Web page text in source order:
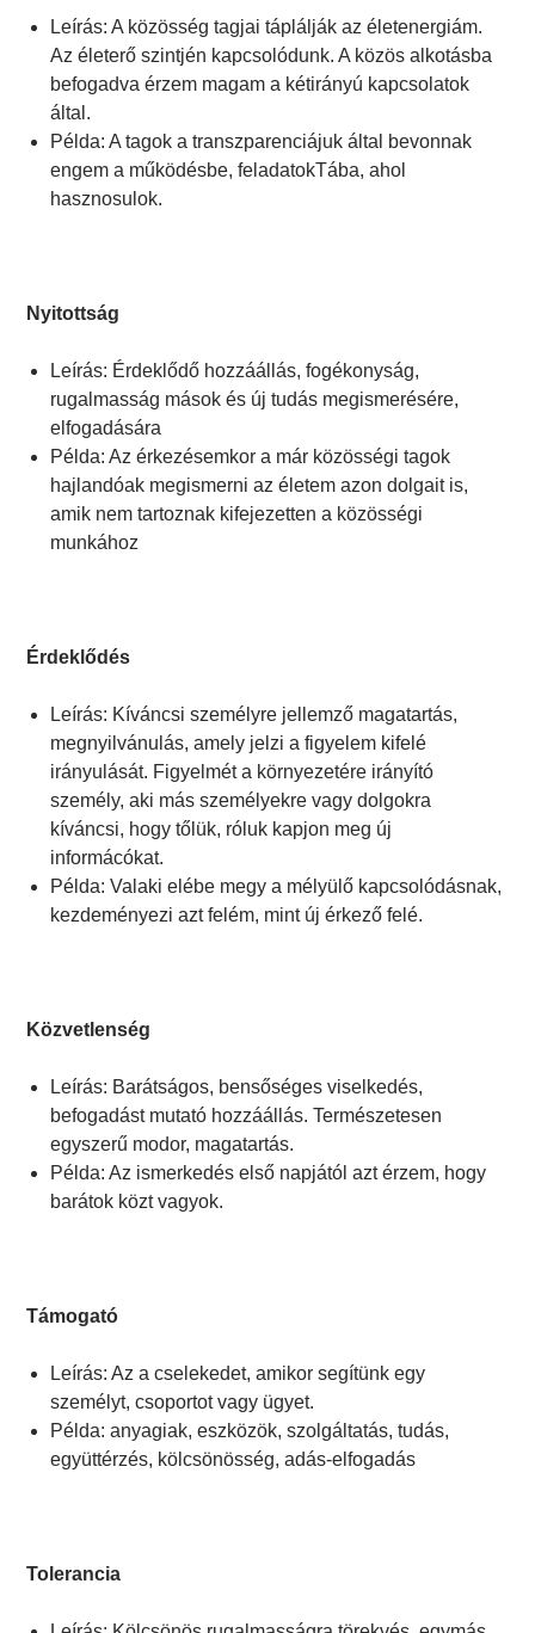
Leírás: A közösség tagjai táplálják az életenergiám.
Az életerő szintjén kapcsolódunk. A közös alkotásba
befogadva érzem magam a kétirányú kapcsolatok
által.
Példa: A tagok a transzparenciájuk által bevonnak
engem a működésbe, feladatokTába, ahol
hasznosulok.
Nyitottság
Leírás: Érdeklődő hozzáállás, fogékonyság,
rugalmasság mások és új tudás megismerésére,
elfogadására
Példa: Az érkezésemkor a már közösségi tagok
hajlandóak megismerni az életem azon dolgait is,
amik nem tartoznak kifejezetten a közösségi
munkához
Érdeklődés
Leírás: Kíváncsi személyre jellemző magatartás,
megnyilvánulás, amely jelzi a figyelem kifelé
irányulását. Figyelmét a környezetére irányító
személy, aki más személyekre vagy dolgokra
kíváncsi, hogy tőlük, róluk kapjon meg új
informácókat.
Példa: Valaki elébe megy a mélyülő kapcsolódásnak,
kezdeményezi azt felém, mint új érkező felé.
Közvetlenség
Leírás: Barátságos, bensőséges viselkedés,
befogadást mutató hozzáállás. Természetesen
egyszerű modor, magatartás.
Példa: Az ismerkedés első napjától azt érzem, hogy
barátok közt vagyok.
Támogató
Leírás: Az a cselekedet, amikor segítünk egy
személyt, csoportot vagy ügyet.
Példa: anyagiak, eszközök, szolgáltatás, tudás,
együttérzés, kölcsönösség, adás-elfogadás
Tolerancia